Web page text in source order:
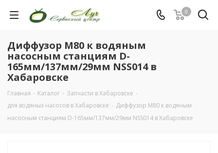
0
Диффузор М80 к водяным
насосным станциям D-
165мм/137мм/29мм NSS014 в
Хабаровске
Главная - Каталог - Запчасти в Хабаровске -
для водяных насосов в Хабаровске - Диффузор М80 к водяным
насосным станциям D-165мм/137мм/29мм NSS014 в Хабаровске